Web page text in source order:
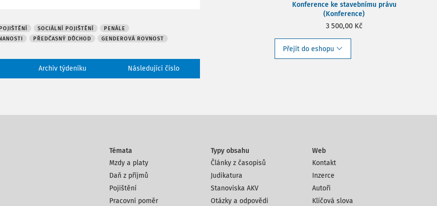
SOCIÁLNÍ POJIŠTĚNÍ
PENÁLE
PŘEDČASNÝ DŮCHOD GENDEROVÁ ROVNOST
Archiv týdeníku Následující číslo
Konference ke stavebnímu právu
(Konference)
3 500,00 Kč
Přejít do eshopu
Témata
Mzdy a platy
Daň z příjmů
Pojištění
Pracovní poměr
Typy obsahu
Články z časopisů
Judikatura
Stanoviska AKV
Otázky a odpovědi
Web
Kontakt
Inzerce
Autoři
Klíčová slova